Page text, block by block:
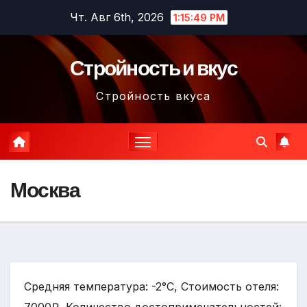
содержимому
Чт. Авг 6th, 2026 1:15:50 PM
Стройность и вкус
Стройность вкуса
Москва
Средняя температура: -2°C, Стоимость отеля: